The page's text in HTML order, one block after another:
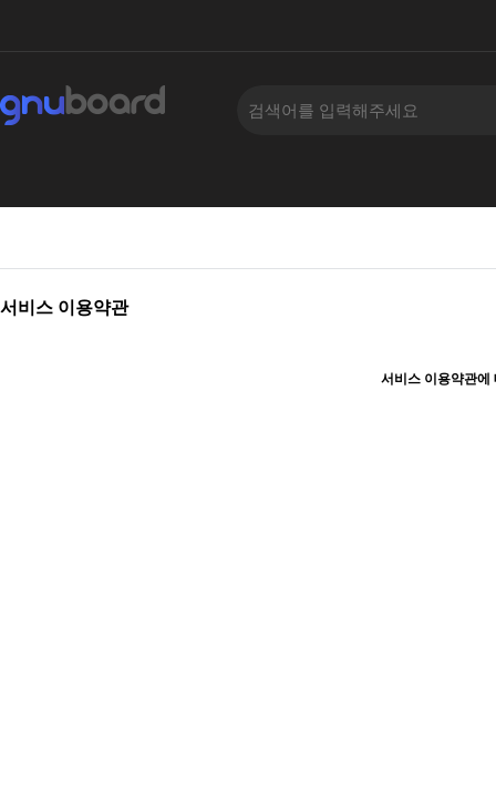
서비스 이용약관
서비스 이용약관에